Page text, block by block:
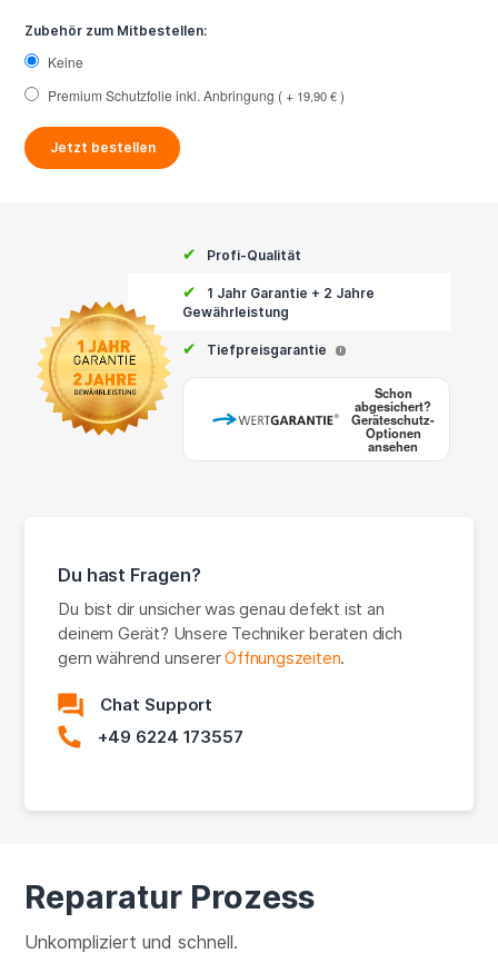
Zubehör zum Mitbestellen:
Keine
Premium Schutzfolie inkl. Anbringung
+ 19,90 €
Jetzt bestellen
✔ Profi-Qualität
✔
1 Jahr Garantie + 2 Jahre
Gewährleistung
✔ Tiefpreisgarantie i
Schon
abgesichert?
Geräteschutz-
Optionen
ansehen
Du hast Fragen?
Du bist dir unsicher was genau defekt ist an
deinem Gerät? Unsere Techniker beraten dich
gern während unsererÖffnungszeiten.
Chat Support
+49 6224 173557
Reparatur Prozess
Unkompliziert und schnell.